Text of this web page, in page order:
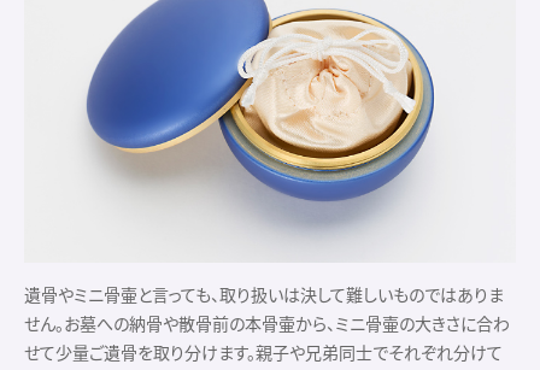
遺骨やミニ骨壷と言っても、取り扱いは決して難しいものではありま
せん。お墓への納骨や散骨前の本骨壷から、ミニ骨壷の大きさに合わ
せて少量ご遺骨を取り分けます。親子や兄弟同士でそれぞれ分けて